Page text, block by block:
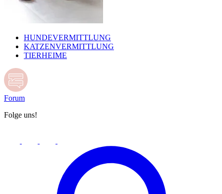
HUNDEVERMITTLUNG
KATZENVERMITTLUNG
TIERHEIME
Forum
Folge uns!